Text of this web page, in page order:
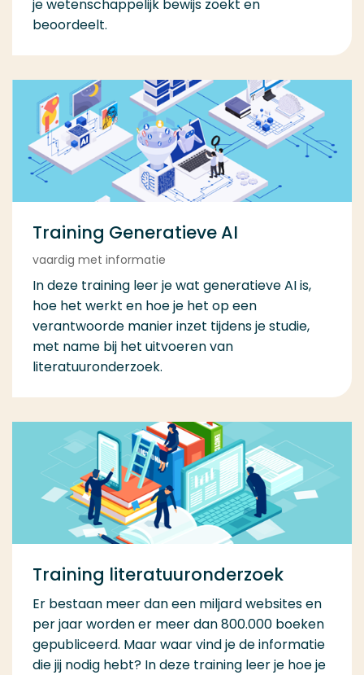
je wetenschappelijk bewijs zoekt en
beoordeelt.
Training Generatieve AI
vaardig met informatie
In deze training leer je wat generatieve AI is,
hoe het werkt en hoe je het op een
verantwoorde manier inzet tijdens je studie,
met name bij het uitvoeren van
literatuuronderzoek.
Training literatuuronderzoek
Er bestaan meer dan een miljard websites en
per jaar worden er meer dan 800.000 boeken
gepubliceerd. Maar waar vind je de informatie
die jij nodig hebt? In deze training leer je hoe je